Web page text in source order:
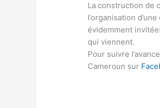
La construction de
l’organisation
évidemment
qui viennent.
Pour suivre
Cameroun sur